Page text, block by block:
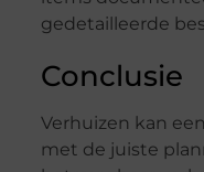
gedetailleerde
Conclusie
Verhuizen kan
met de juiste